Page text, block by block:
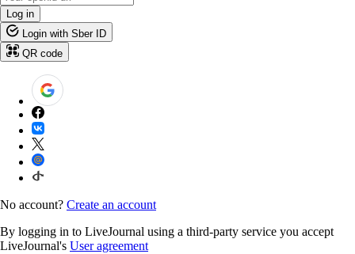
Log in
Login with Sber ID
QR code
No account? Create an account
By logging in to LiveJournal using a third-party service you accept
LiveJournal's User agreement